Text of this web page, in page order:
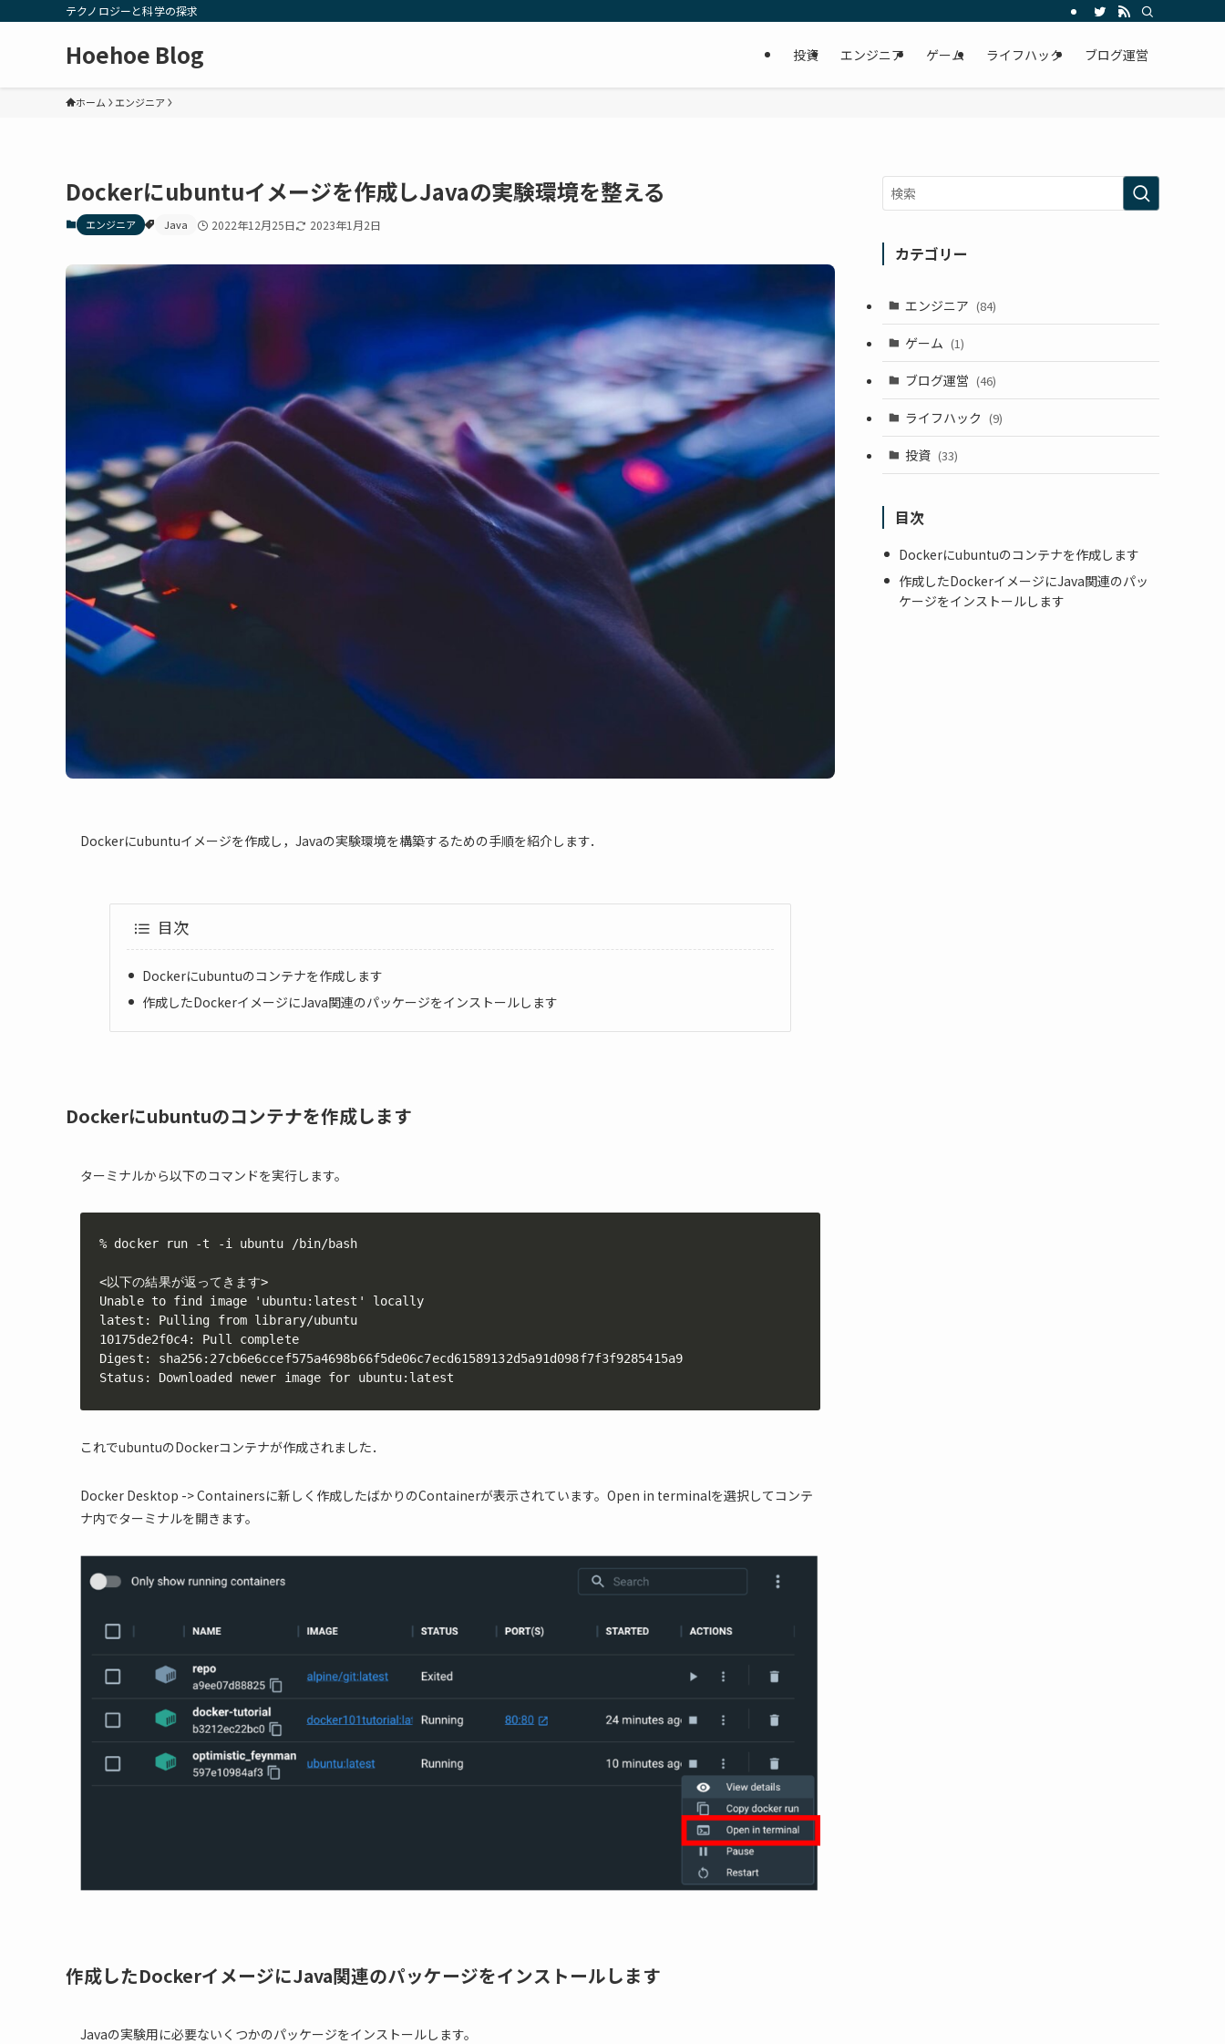
テクノロジーと科学の探求
Hoehoe Blog 投資 エンジニア ゲーム ライフハック ブログ運営
ホーム エンジニア
Dockerにubuntuイメージを作成しJavaの実験環境を整える
エンジニア Java 2022年12月25日 2023年1月2日
Dockerにubuntuイメージを作成し，Javaの実験環境を構築するための手順を紹介します．
目次
Dockerにubuntuのコンテナを作成します
作成したDockerイメージにJava関連のパッケージをインストールします
Dockerにubuntuのコンテナを作成します
ターミナルから以下のコマンドを実行します。
% docker run -t -i ubuntu /bin/bash
<以下の結果が返ってきます>
Unable to find image 'ubuntu:latest' locally
latest: Pulling from library/ubuntu
10175de2f0c4: Pull complete
Digest: sha256:27cb6e6ccef575a4698b66f5de06c7ecd61589132d5a91d098f7f3f9285415a9
Status: Downloaded newer image for ubuntu:latest
これでubuntuのDockerコンテナが作成されました．
Docker Desktop -> Containersに新しく作成したばかりのContainerが表示されています。Open in terminalを選択してコンテ
ナ内でターミナルを開きます。
作成したDockerイメージにJava関連のパッケージをインストールします
Javaの実験用に必要ないくつかのパッケージをインストールします。
カテゴリー
エンジニア (84)
ゲーム (1)
ブログ運営 (46)
ライフハック (9)
投資 (33)
目次
Dockerにubuntuのコンテナを作成します
作成したDockerイメージにJava関連のパッ
ケージをインストールします